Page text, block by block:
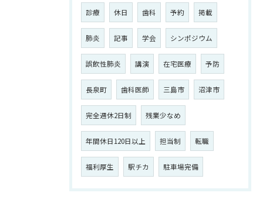
診療 休日 歯科 予約 掲載
肺炎 記事 学会 シンポジウム
誤飲性肺炎 講演 在宅医療 予防
長泉町 歯科医師 三島市 沼津市
完全週休2日制 残業少なめ
年間休日120日以上 担当制 転職
福利厚生 駅チカ 駐車場完備